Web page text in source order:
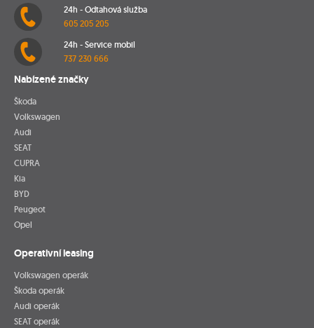
24h - Odtahová služba
605 205 205
24h - Service mobil
737 230 666
Nabízené značky
Škoda
Volkswagen
Audi
SEAT
CUPRA
Kia
BYD
Peugeot
Opel
Operativní leasing
Volkswagen operák
Škoda operák
Audi operák
SEAT operák